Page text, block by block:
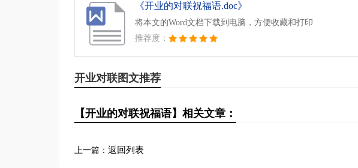
《开业的对联祝福语.doc》
将本文的Word文档下载到电脑，方便收藏和打印
推荐度：
开业对联图文推荐
【开业的对联祝福语】相关文章：
上一篇： 返回列表